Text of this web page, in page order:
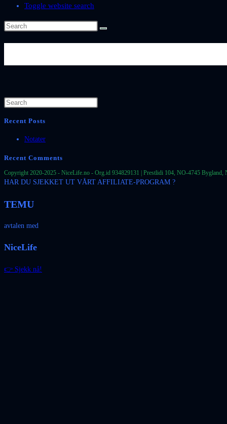
Toggle website search
Recent Posts
Notater
Recent Comments
Copyright 2020-2025 - NiceLife.no - Org.id 934829131 | Prestlidi 104, NO-4745
HAR DU SJEKKET UT VÅRT AFFILIATE-PROGRAM ?
TEMU
avtalen med
NiceLife
👉 Sjekk nå!